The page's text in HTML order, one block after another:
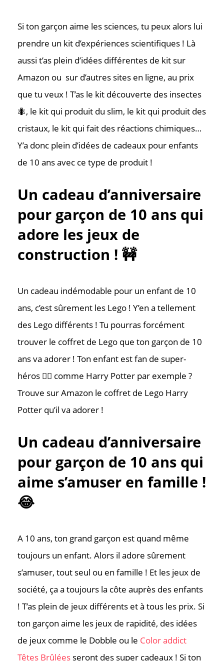
Si ton garçon aime les sciences, tu peux alors lui
prendre un kit d’expériences scientifiques ! Là
aussi t’as plein d’idées différentes de kit sur
Amazon ou sur d’autres sites en ligne, au prix
que tu veux ! T’as le kit découverte des insectes
🐜, le kit qui produit du slim, le kit qui produit des
cristaux, le kit qui fait des réactions chimiques…
Y’a donc plein d’idées de cadeaux pour enfants
de 10 ans avec ce type de produit !
Un cadeau d’anniversaire
pour garçon de 10 ans qui
adore les jeux de
construction ! 🚧
Un cadeau indémodable pour un enfant de 10
ans, c’est sûrement les Lego ! Y’en a tellement
des Lego différents ! Tu pourras forcément
trouver le coffret de Lego que ton garçon de 10
ans va adorer ! Ton enfant est fan de super-
héros 🦸‍♂️ comme Harry Potter par exemple ?
Trouve sur Amazon le coffret de Lego Harry
Potter qu’il va adorer !
Un cadeau d’anniversaire
pour garçon de 10 ans qui
aime s’amuser en famille !
😂
A 10 ans, ton grand garçon est quand même
toujours un enfant. Alors il adore sûrement
s’amuser, tout seul ou en famille ! Et les jeux de
société, ça a toujours la côte auprès des enfants
! T’as plein de jeux différents et à tous les prix. Si
ton garçon aime les jeux de rapidité, des idées
de jeux comme le Dobble ou le Color addict
Têtes Brûlées seront des super cadeaux ! Si ton